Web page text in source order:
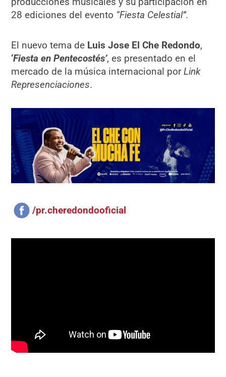
28 ediciones del evento “Fiesta Celestial”.
El nuevo tema de Luis Jose El Che Redondo,
‘Fiesta en Pentecostés’, es presentado en el
mercado de la música internacional porLink
Represenciaciones.
/pr.cheredondooficial